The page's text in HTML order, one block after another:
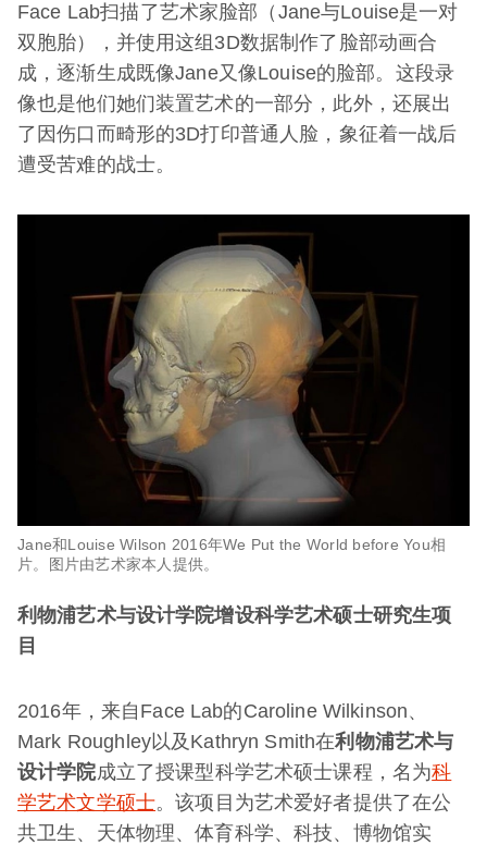
Face Lab扫描了艺术家脸部（Jane与Louise是一对
双胞胎），并使用这组3D数据制作了脸部动画合
成，逐渐生成既像Jane又像Louise的脸部。这段录
像也是他们她们装置艺术的一部分，此外，还展出
了因伤口而畸形的3D打印普通人脸，象征着一战后
遭受苦难的战士。
Jane和Louise Wilson 2016年We Put the World before You相
片。图片由艺术家本人提供。
利物浦艺术与设计学院增设科学艺术硕士研究生项
目
2016年，来自Face Lab的Caroline Wilkinson、
Mark Roughley以及Kathryn Smith在利物浦艺术与
设计学院成立了授课型科学艺术硕士课程，名为科
学艺术文学硕士。该项目为艺术爱好者提供了在公
共卫生、天体物理、体育科学、科技、博物馆实